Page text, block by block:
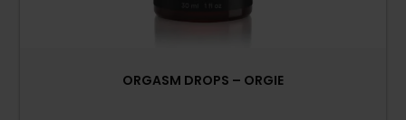
ORGASM DROPS – ORGIE